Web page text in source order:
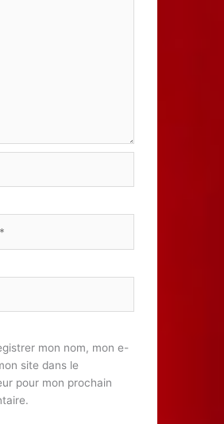
mon nom, mon e-
site dans le
pour mon prochain